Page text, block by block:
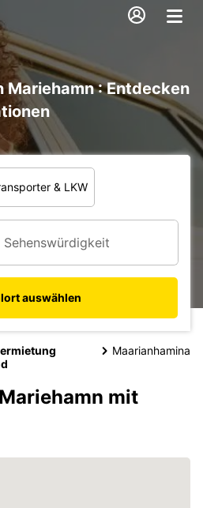
: Entdecken
& LKW
auswählen
Maarianhamina
mit